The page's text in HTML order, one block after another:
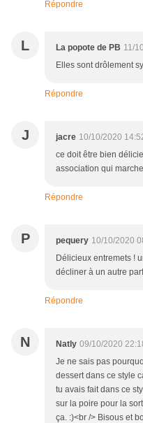
Répondre
L La popote de PB 11/
Elles sont drôlement
Répondre
J jacre 10/10/2020
ce doit être bien
association qui
Répondre
P pequery 10/10/2020
Délicieux entremets !
décliner à un autre
Répondre
N Natly 09/10/2020
Je ne sais pas
dessert dans ce style
tu avais fait dans ce
sur la poire pour la
ça. :)<br /> Bisous et